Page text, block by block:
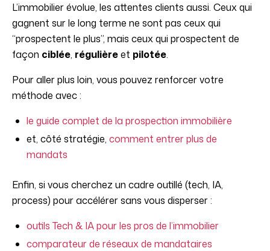
L’immobilier évolue, les attentes clients aussi. Ceux qui
gagnent sur le long terme ne sont pas ceux qui
“prospectent le plus”, mais ceux qui prospectent de
façon ciblée, régulièreet pilotée.
Pour aller plus loin, vous pouvez renforcer votre
méthode avec :
le guide complet de la prospection immobilière
et, côté stratégie, comment entrer plus de
mandats
Enfin, si vous cherchez un cadre outillé (tech, IA,
process) pour accélérer sans vous disperser :
outils Tech & IA pour les pros de l’immobilier
comparateur de réseaux de mandataires